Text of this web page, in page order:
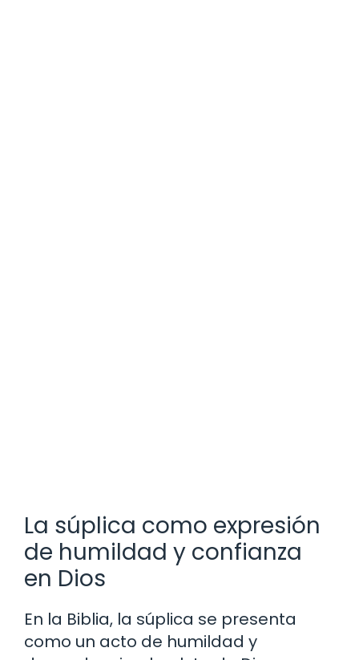
La súplica como expresión
de humildad y confianza
en Dios
En la Biblia, la súplica se presenta
como un acto de humildad y